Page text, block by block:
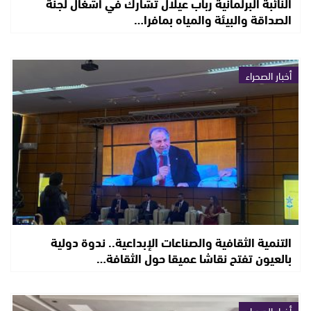
الصداقة والبيئة والمياه بمافرا…
أخبار الصحراء
التنمية الثقافية والصناعات الإبداعية.. ندوة دولية
بالعيون تفتح نقاشا عميقا حول الثقافة…